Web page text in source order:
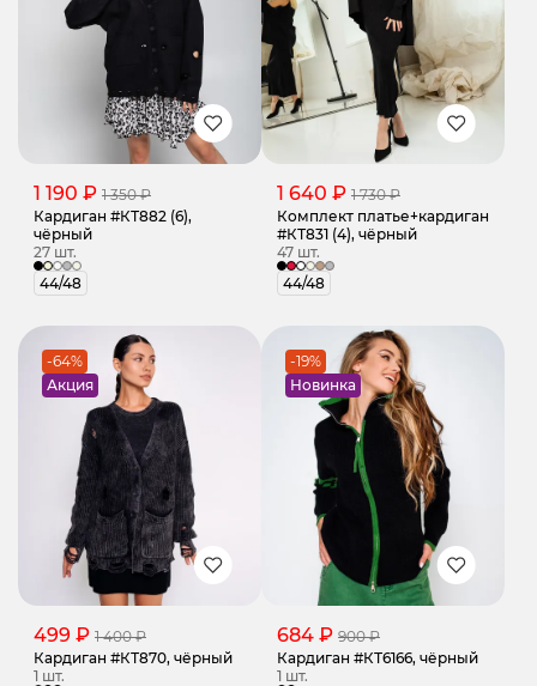
1 190 ₽ 1 350 ₽
Кардиган #КТ882 (6),
чёрный
27 шт.
44/48
1 640 ₽ 1 730 ₽
Комплект платье+кардиган
#КТ831 (4), чёрный
47 шт.
44/48
-64%
Акция
499 ₽ 1 400 ₽
Кардиган #КТ870, чёрный
1 шт.
-19%
Новинка
684 ₽ 900 ₽
Кардиган #КТ6166, чёрный
1 шт.